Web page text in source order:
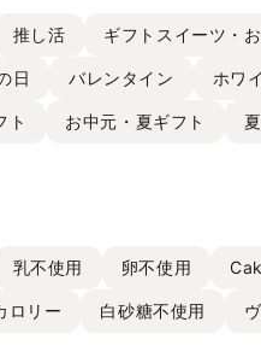
推し活 ギフトスイーツ・
日 バレンタイン ホワ
ト お中元・夏ギフト
乳不使用 卵不使用
ロリー 白砂糖不使用